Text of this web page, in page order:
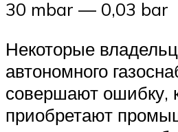
30 mbar — 0,03 bar
Некоторые
автономного
совершают ошибку,
приобретают